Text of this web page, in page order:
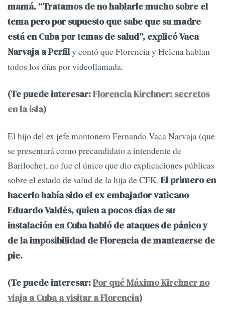
mamá. “Tratamos de no hablarle mucho sobre el
tema pero por supuesto que sabe que su madre
está en Cuba por temas de salud”, explicó Vaca
Narvaja a Perfily contó que Florencia y Helena hablan
todos los días por videollamada.
(Te puede interesar:Florencia Kirchner: secretos
en la isla)
El hijo del ex jefe montonero Fernando Vaca Narvaja (que
se presentará como precandidato a intendente de
Bariloche), no fue el único que dio explicaciones públicas
sobre el estado de salud de la hija de CFK. El primero en
hacerlo había sido el ex embajador vaticano
Eduardo Valdés, quien a pocos días de su
instalación en Cuba habló de ataques de pánico y
de la imposibilidad de Florencia de mantenerse de
pie.
(Te puede interesar:Por qué Máximo Kirchner no
viaja a Cuba a visitar a Florencia)